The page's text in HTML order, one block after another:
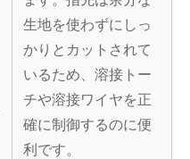
生地を使わずにしっ
かりとカットされて
いるため、溶接トー
チや溶接ワイヤを正
確に制御するのに便
利です。